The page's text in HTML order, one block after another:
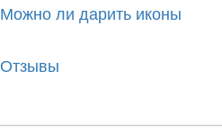
Можно ли дарить иконы
Отзывы